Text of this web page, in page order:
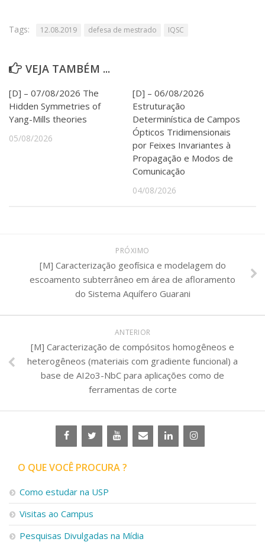
Tags: 12.08.2019 defesa de mestrado IQSC
VEJA TAMBÉM ...
[D] – 07/08/2026 The
Hidden Symmetries of
Yang-Mills theories
05/08/2026
[D] – 06/08/2026
Estruturação
Determinística de Campos
Ópticos Tridimensionais
por Feixes Invariantes à
Propagação e Modos de
Comunicação
04/08/2026
PRÓXIMO
[M] Caracterização geofísica e modelagem do
escoamento subterrâneo em área de afloramento
do Sistema Aquífero Guarani
ANTERIOR
[M] Caracterização de compósitos homogêneos e
heterogêneos (materiais com gradiente funcional) a
base de AI2o3-NbC para aplicações como de
ferramentas de corte
O QUE VOCÊ PROCURA ?
Como estudar na USP
Visitas ao Campus
Pesquisas Divulgadas na Mídia